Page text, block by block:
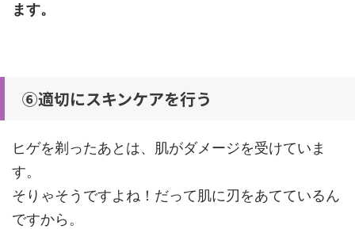
ます。
⑥適切にスキンケアを行う
ヒゲを剃ったあとは、肌がダメージを受けていま
す。
そりゃそうですよね！だって肌に刃をあてているん
ですから。